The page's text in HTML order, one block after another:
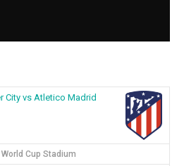
City vs Atletico Madrid
Cup Stadium